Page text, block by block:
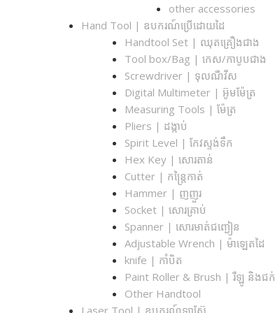
other accessories
Hand Tool | ឧបករណ៍ប្រើដោយដៃ
Handtool Set | ឈុតគ្រឿងជាង
Tool box/Bag | កេស/កាបូបជាង
Screwdriver | ទុលណឺវីស
Digital Multimeter | អ៊ូមម៉ែត្រ
Measuring Tools | ម៉ែត្រ
Pliers | ដង្កាប់
Spirit Level | កែវស្ទង់ទឹក
Hex Key | សោរតាន់
Cutter | កន្រ្តៃកាត់
Hammer | ញញួរ
Socket | សោរគ្រាប់
Spanner |​ សោរមាត់ជញ្ជៀន
Adjustable Wrench |​ ម៉ាឡេតដៃ
knife | កាំបិត
Paint Roller & Brush | រឺឡូ និងជក់
Other Handtool
Laser Tool | ឧបករណ៍ឡាស៊ែ